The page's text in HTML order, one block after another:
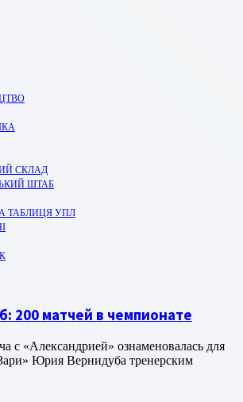
СКЛАД
ШТАБ
ТАБЛИЦЯ УПЛ
200 матчей в чемпионате
Юрия Вернидуба тренерским